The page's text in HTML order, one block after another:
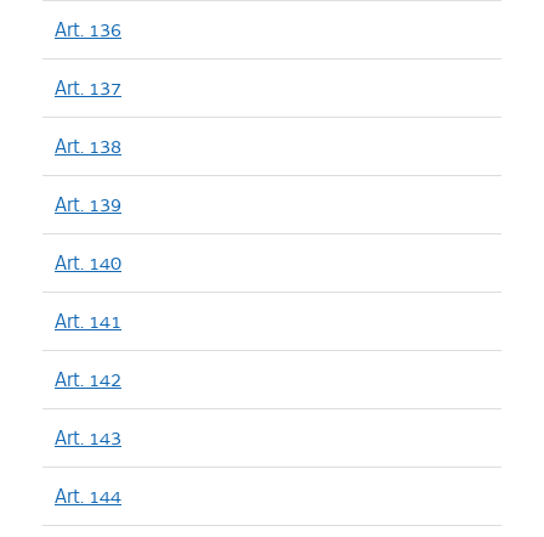
Art. 136
Art. 137
Art. 138
Art. 139
Art. 140
Art. 141
Art. 142
Art. 143
Art. 144